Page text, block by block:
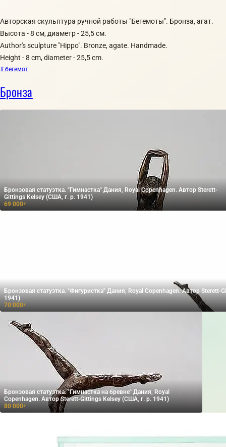
Авторская скульптура ручной работы "Бегемоты". Бронза, агат.
Высота - 8 см, диаметр - 25,5 см.
Author's sculpture "Hippo". Bronze, agate. Handmade.
Height - 8 cm, diameter - 25,5 cm.
# бегемот
Бронза
Бронзовая статуэтка. "Гимнастка" Дания, Royal Copenhagen. Автор Sterett-
Gittings Kelsey (США, г. р. 1941)
69 000₽
Бронзовая статуэтка. "Фигуристка" Дания, Royal Copenhagen. Автор Sterett-
1941)
70 000₽
Бронзовая статуэтка. "Гимнастка на бревне" Дания, Royal
Copenhagen. Автор Sterett-Gittings Kelsey (США, г. р. 1941)
80 000₽